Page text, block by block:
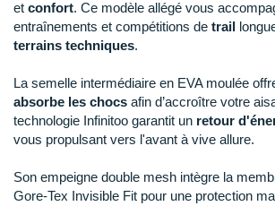
et confort. Ce modèle allégé vous
entraînements et compétitions de trail
terrains techniques.
La semelle intermédiaire en EVA moulée
absorbe les chocs afin d’accroître votre
technologie Infinitoo garantit un retour
vous propulsant vers l'avant à vive allure.
Son empeigne double mesh intègre la
Gore-Tex Invisible Fit pour une protection
PAR MARQUES
DÉSTOCKAGE
+ Voir tous lesaccessoires
Nike
NNormal
Odlo
On-Running
Orca